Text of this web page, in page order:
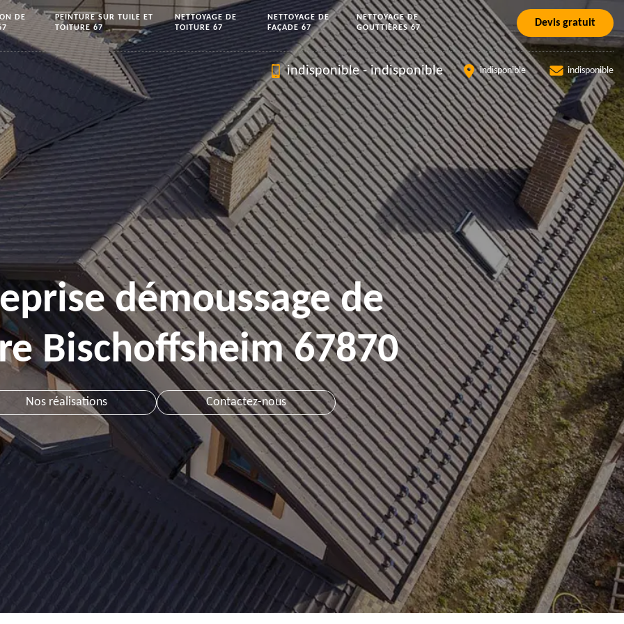
DE
PEINTURE SUR TUILE ET
TOITURE 67
NETTOYAGE DE
TOITURE 67
NETTOYAGE DE
FAÇADE 67
NETTOYAGE DE
GOUTTIÈRES 67
Devis gratuit
indisponible-indisponible indisponible indisponible
démoussage de
Bischoffsheim 67870
Nos réalisations Contactez-nous